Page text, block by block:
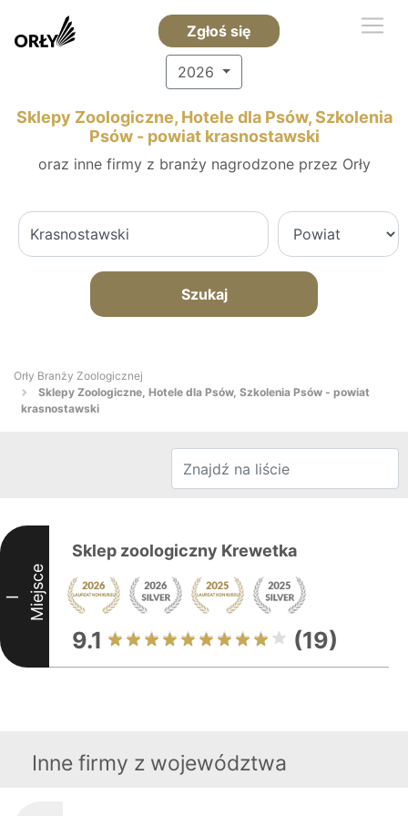
Zgłoś się
2026
Sklepy Zoologiczne, Hotele dla Psów, Szkolenia
Psów - powiat krasnostawski
oraz inne firmy z branży nagrodzone przez Orły
Szukaj
Orły Branży Zoologicznej
Sklepy Zoologiczne, Hotele dla Psów, Szkolenia Psów - powiat
krasnostawski
I Miejsce
Sklep zoologiczny Krewetka
9.1 (19)
Inne firmy z województwa